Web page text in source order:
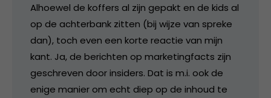
Alhoewel de koffers al zijn gepakt en de kids al
op de achterbank zitten (bij wijze van spreke
dan), toch even een korte reactie van mijn
kant. Ja, de berichten op marketingfacts zijn
geschreven door insiders. Dat is m.i. ook de
enige manier om echt diep op de inhoud te